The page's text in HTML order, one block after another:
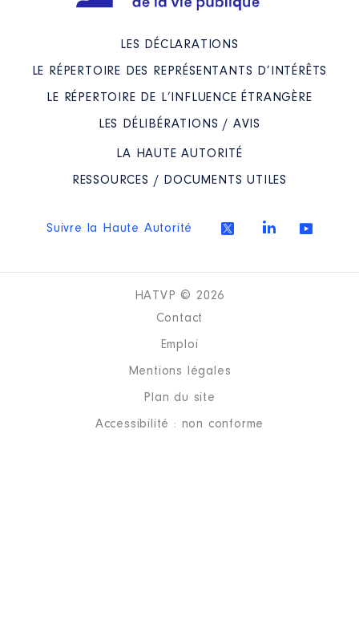
LES DÉCLARATIONS
LE RÉPERTOIRE DES REPRÉSENTANTS D’INTÉRÊTS
LE RÉPERTOIRE DE L’INFLUENCE ÉTRANGÈRE
LES DÉLIBÉRATIONS / AVIS
LA HAUTE AUTORITÉ
RESSOURCES / DOCUMENTS UTILES
Suivre la Haute Autorité
HATVP © 2026
Contact
Emploi
Mentions légales
Plan du site
Accessibilité : non conforme